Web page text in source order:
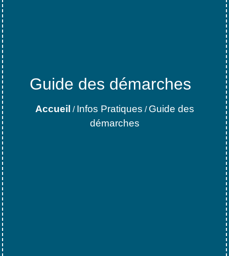
Guide des démarches
Accueil / Infos Pratiques / Guide des
démarches